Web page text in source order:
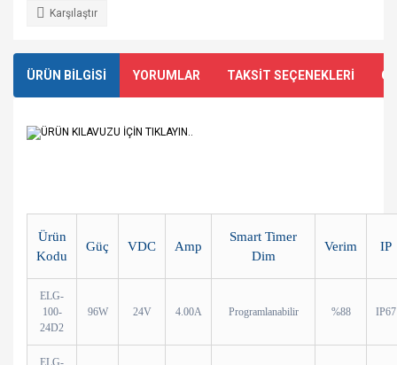
Karşılaştır
ÜRÜN BİLGİSİ YORUMLAR TAKSİT SEÇENEKLERİ
ÜRÜN KILAVUZU İÇİN TIKLAYIN..
Ürün
Kodu
Güç VDC Amp
Smart Timer
Dim
Verim IP
ELG-
100-
24D2
96W 24V 4.00A Programlanabilir %88 IP67
ELG-